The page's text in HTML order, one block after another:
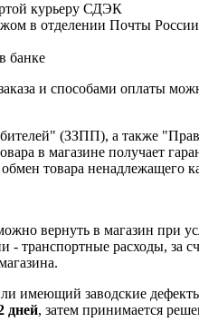
курьеру СДЭК
в отделении Почты России
банке
и способами оплаты
(ЗЗПП), а также
в магазине получает
товара ненадлежащего
вернуть в магазин при
- транспортные расходы,
имеющий заводские
дней, затем принимается